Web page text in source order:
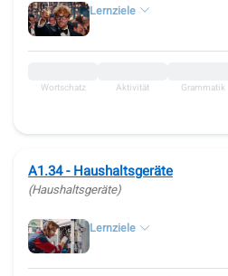
Lernziele
Wortschatz Aktivität Grammatik
A1.34 - Haushaltsgeräte
(Haushaltsgeräte)
Lernziele